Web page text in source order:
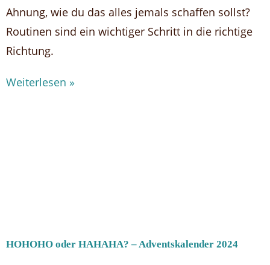
Ahnung, wie du das alles jemals schaffen sollst?
Routinen sind ein wichtiger Schritt in die richtige
Richtung.
Weiterlesen »
HOHOHO oder HAHAHA? – Adventskalender 2024